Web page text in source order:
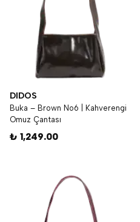
DIDOS
Buka – Brown No6 | Kahverengi
Omuz Çantası
₺ 1,249.00